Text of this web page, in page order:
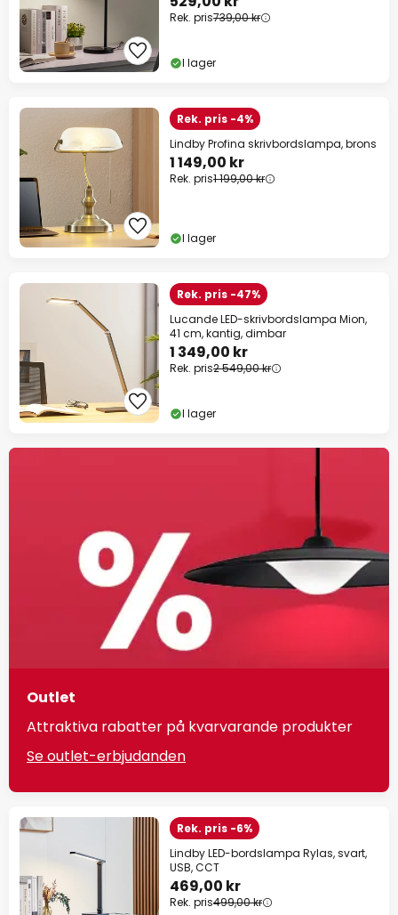
Rek. pris739,00 kr
I lager
Rek. pris -4%
Lindby Profina skrivbordslampa, brons
1 149,00 kr
Rek. pris1 199,00 kr
I lager
Rek. pris -47%
Lucande LED-skrivbordslampa Mion,
41 cm, kantig, dimbar
1 349,00 kr
Rek. pris2 549,00 kr
I lager
Outlet
Attraktiva rabatter på kvarvarande produkter
Se outlet-erbjudanden
Rek. pris -6%
Lindby LED-bordslampa Rylas, svart,
USB, CCT
469,00 kr
Rek. pris499,00 kr